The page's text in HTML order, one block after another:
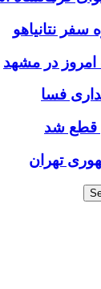
سفر نتانیاهو
در مشهد
قطع شد
تهران